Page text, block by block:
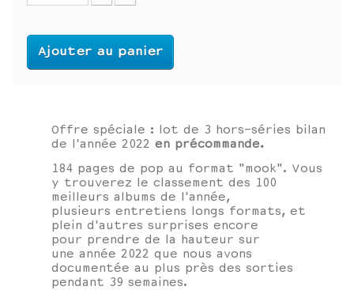
Ajouter au panier
Offre spéciale : lot de 3 hors-séries bilan
de l'année 2022 en précommande.
184 pages de pop au format "mook". Vous
y trouverez le classement des 100
meilleurs albums de l'année,
plusieurs entretiens longs formats, et
plein d'autres surprises encore
pour prendre de la hauteur sur
une année 2022 que nous avons
documentée au plus près des sorties
pendant 39 semaines.